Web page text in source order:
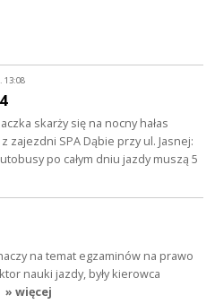
13:08
skarży się na nocny hałas
zajezdni SPA Dąbie przy ul. Jasnej:
po całym dniu jazdy muszą 5
na temat egzaminów na prawo
nauki jazdy, były kierowca
» więcej